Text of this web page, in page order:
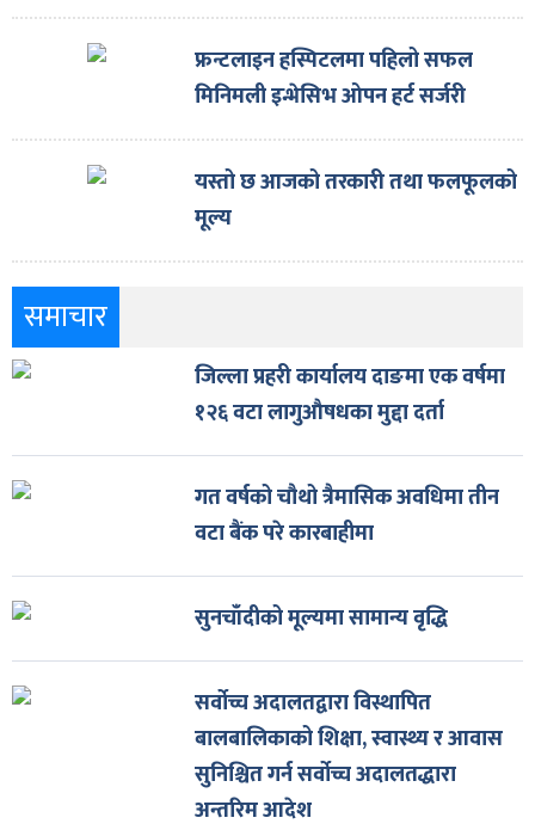
फ्रन्टलाइन हस्पिटलमा पहिलो सफल
मिनिमली इन्भेसिभ ओपन हर्ट सर्जरी
यस्तो छ आजको तरकारी तथा फलफूलको
मूल्य
समाचार
जिल्ला प्रहरी कार्यालय दाङमा एक वर्षमा
१२६ वटा लागुऔषधका मुद्दा दर्ता
गत वर्षको चौथो त्रैमासिक अवधिमा तीन
वटा बैंक परे कारबाहीमा
सुनचाँदीको मूल्यमा सामान्य वृद्धि
सर्वोच्च अदालतद्वारा विस्थापित
बालबालिकाको शिक्षा, स्वास्थ्य र आवास
सुनिश्चित गर्न सर्वोच्च अदालतद्धारा
अन्तरिम आदेश